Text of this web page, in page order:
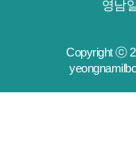
영남
Copyright ⓒ